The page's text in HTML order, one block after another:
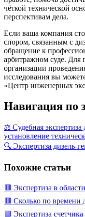
чёткой технической
перспективам дела.
Если ваша компания
спором, связанным с
обращение к
арбитражном суде. Для
организации
исследования вы
«Центр инженерных
Навигация по
⚖️ Судебная экспертиза
установление
🔍 Экспертиза дизель-
Похожие статьи
🟥 Экспертиза в
🟥 Сколько по времени
🟩 Экспертиза